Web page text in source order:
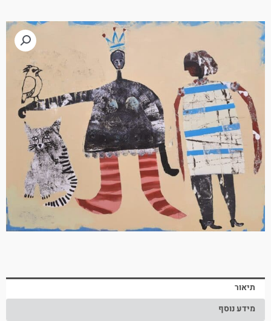
תיאור
מידע נוסף